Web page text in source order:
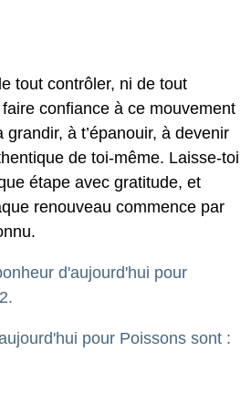
tout contrôler, ni de tout
confiance à ce mouvement
grandir, à t’épanouir, à devenir
de toi-même. Laisse-toi
étape avec gratitude, et
renouveau commence par
d'aujourd'hui pour
pour Poissons sont :